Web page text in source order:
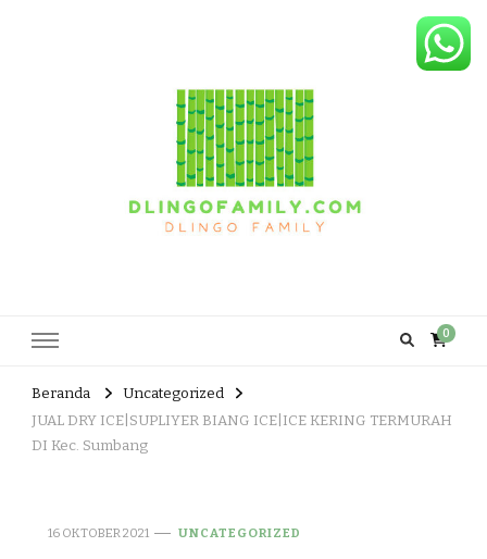
0
Beranda
Uncategorized
JUAL DRY ICE|SUPLIYER BIANG ICE|ICE KERING TERMURAH
DI Kec. Sumbang
16 OKTOBER 2021 UNCATEGORIZED